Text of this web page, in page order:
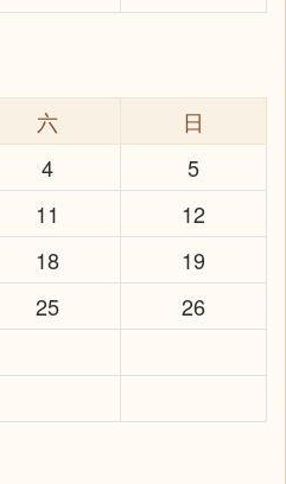
六
日
4
5
11
12
18
19
25
26